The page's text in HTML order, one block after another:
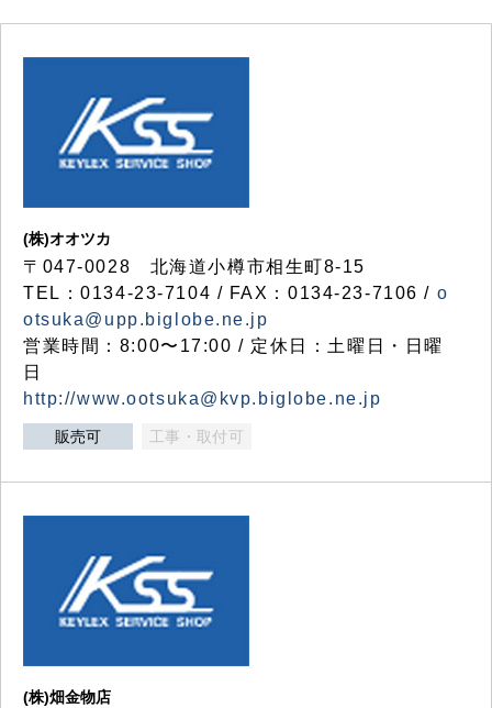
(株)オオツカ
〒047-0028 北海道小樽市相生町8-15
TEL：0134-23-7104 / FAX：0134-23-7106 / o
otsuka@upp.biglobe.ne.jp
営業時間：8:00〜17:00 / 定休日：土曜日・日曜
日
http://www.ootsuka@kvp.biglobe.ne.jp
販売可 工事・取付可
(株)畑金物店